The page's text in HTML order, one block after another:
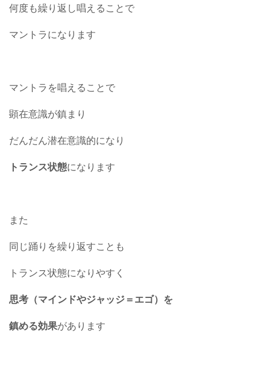
何度も繰り返し唱えることで
マントラになります
マントラを唱えることで
顕在意識が鎮まり
だんだん潜在意識的になり
トランス状態になります
また
同じ踊りを繰り返すことも
トランス状態になりやすく
思考（マインドやジャッジ＝エゴ）を
鎮める効果があります